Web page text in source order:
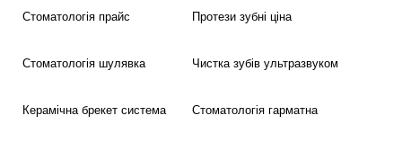
Стоматологія прайс
Стоматологія шулявка
Керамічна брекет система
Протези зубні ціна
Чистка зубів ультразвуком
Стоматологія гарматна